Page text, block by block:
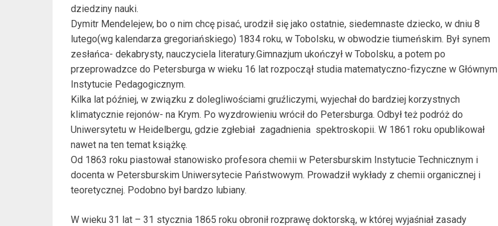
dziedziny nauki.
Dymitr Mendelejew, bo o nim chcę pisać, urodził się jako ostatnie, siedemnaste dziecko, w dniu 8
lutego(wg kalendarza gregoriańskiego) 1834 roku, w Tobolsku, w obwodzie tiumeńskim. Był synem
zesłańca- dekabrysty, nauczyciela literatury.Gimnazjum ukończył w Tobolsku, a potem po
przeprowadzce do Petersburga w wieku 16 lat rozpoczął studia matematyczno-fizyczne w Głównym
Instytucie Pedagogicznym.
Kilka lat później, w związku z dolegliwościami gruźliczymi, wyjechał do bardziej korzystnych
klimatycznie rejonów- na Krym. Po wyzdrowieniu wrócił do Petersburga. Odbył też podróż do
Uniwersytetu w Heidelbergu, gdzie zgłebiał zagadnienia spektroskopii. W 1861 roku opublikował
nawet na ten temat książkę.
Od 1863 roku piastował stanowisko profesora chemii w Petersburskim Instytucie Technicznym i
docenta w Petersburskim Uniwersytecie Państwowym. Prowadził wykłady z chemii organicznej i
teoretycznej. Podobno był bardzo lubiany.
W wieku 31 lat – 31 stycznia 1865 roku obronił rozprawę doktorską, w której wyjaśniał zasady